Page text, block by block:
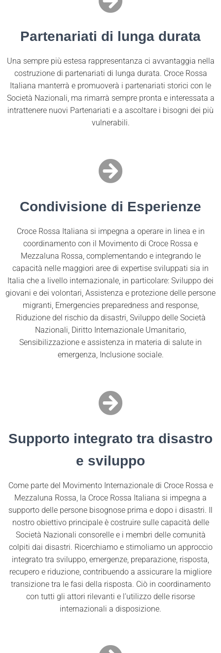
Partenariati di lunga durata
Una sempre più estesa rappresentanza ci avvantaggia nella
costruzione di partenariati di lunga durata. Croce Rossa
Italiana manterrà e promuoverà i partenariati storici con le
Società Nazionali, ma rimarrà sempre pronta e interessata a
intrattenere nuovi Partenariati e a ascoltare i bisogni dei più
vulnerabili.
Condivisione di Esperienze
Croce Rossa Italiana si impegna a operare in linea e in
coordinamento con il Movimento di Croce Rossa e
Mezzaluna Rossa, complementando e integrando le
capacità nelle maggiori aree di expertise sviluppati sia in
Italia che a livello internazionale, in particolare: Sviluppo dei
giovani e dei volontari, Assistenza e protezione delle persone
migranti, Emergencies preparedness and response,
Riduzione del rischio da disastri, Sviluppo delle Società
Nazionali, Diritto Internazionale Umanitario,
Sensibilizzazione e assistenza in materia di salute in
emergenza, Inclusione sociale.
Supporto integrato tra disastro
e sviluppo
Come parte del Movimento Internazionale di Croce Rossa e
Mezzaluna Rossa, la Croce Rossa Italiana si impegna a
supporto delle persone bisognose prima e dopo i disastri. Il
nostro obiettivo principale è costruire sulle capacità delle
Società Nazionali consorelle e i membri delle comunità
colpiti dai disastri. Ricerchiamo e stimoliamo un approccio
integrato tra sviluppo, emergenze, preparazione, risposta,
recupero e riduzione, contribuendo a assicurare la migliore
transizione tra le fasi della risposta. Ciò in coordinamento
con tutti gli attori rilevanti e l’utilizzo delle risorse
internazionali a disposizione.